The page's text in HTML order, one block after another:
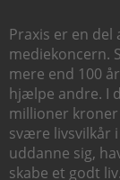
Praxis er en
mediekoncern.
mere end 100
hjælpe andre. I
millioner
svære livsvilkår
uddanne sig,
skabe et godt liv.